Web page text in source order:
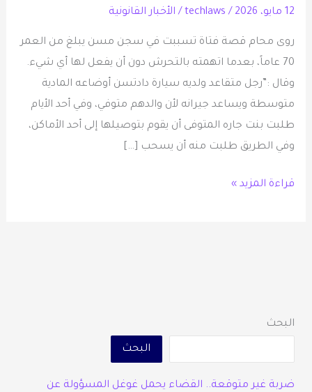
12 مايو، 2026 /
techlaws
/ الأخبار القانونية
روى محام قصة فتاة تسببت في سجن مسن يبلغ من العمر
70 عاماً، بعدما اتهمته بالتحرش دون أن يفعل لها أي شيء.
وقال :”رجل متقاعد ولديه سيارة دادتسن أوضاعه المادية
متوسطة ويساعد جيرانه لأن والدهم متوفي، وفي أحد الأيام
طلبت بنت جاره المتوفى أن يقوم بتوصيلها إلى أحد الأماكن،
وفي الطريق طلبت منه أن يسحب […]
”
جار”
سجن
مسن
سبعيني
بعدما
قراءة المزيد »
البحث
البحث
ضربة غير متوقعة.. القضاء يحمل غوغل المسؤولة عن